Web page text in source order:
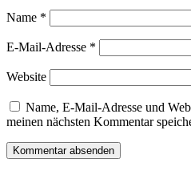
Name *
E-Mail-Adresse *
Website
Name, E-Mail-Adresse und
meinen nächsten Kommentar